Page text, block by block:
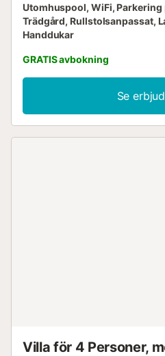
Utomhuspool, WiFi, Parkering
Trädgård, Rullstolsanpassat,
Handdukar
GRATIS avbokning
Se
Villa för 4 Personer,